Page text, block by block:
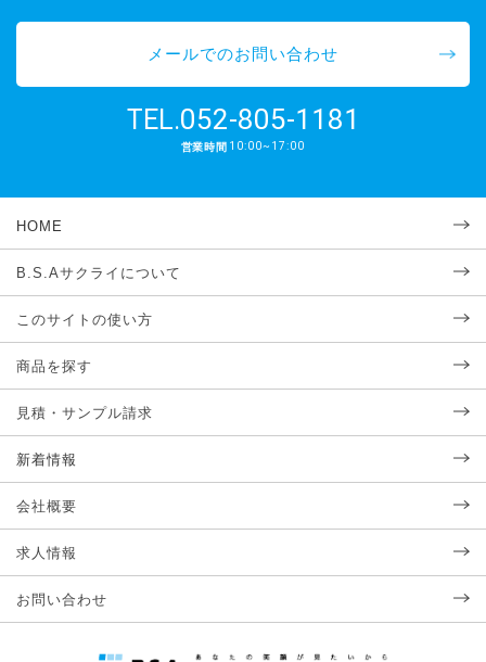
メールでのお問い合わせ
TEL.052-805-1181
営業時間 10:00~17:00
HOME
B.S.Aサクライについて
このサイトの使い方
商品を探す
見積・サンプル請求
新着情報
会社概要
求人情報
お問い合わせ